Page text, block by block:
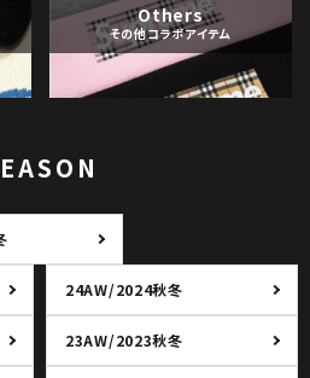
Others
その他コラボアイテム
24AW/2024秋冬
23AW/2023秋冬